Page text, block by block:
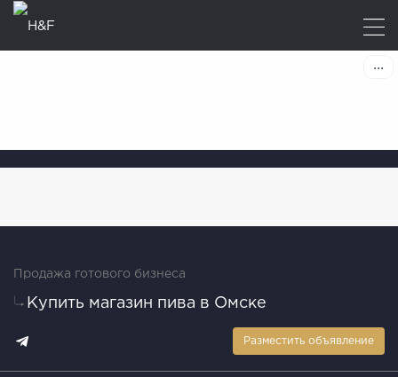
Продажа готового бизнеса
Купить магазин пива в Омске
Разместить объявление